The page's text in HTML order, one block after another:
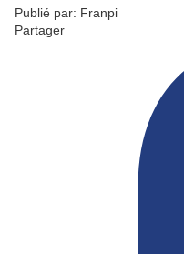
Publié par: Franpi
Partager